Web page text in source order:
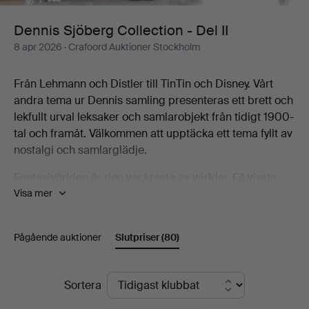
Dennis Sjöberg Collection - Del II
8 apr 2026 · Crafoord Auktioner Stockholm
Från Lehmann och Distler till TinTin och Disney. Vårt
andra tema ur Dennis samling presenteras ett brett och
lekfullt urval leksaker och samlarobjekt från tidigt 1900-
tal och framåt. Välkommen att upptäcka ett tema fyllt av
nostalgi och samlarglädje.
det bättre än mannen bakom en av Sveriges mest
och Disneyfigurer till Elastolinsoldater,
betydligt mer än så. Till Crafoord Auktioner Stockholms
stora glädje kan vi nu låta dig själv förtrollas av den.
Visa mer
Pågående auktioner Slutpriser(80)
SlutpriserSortera